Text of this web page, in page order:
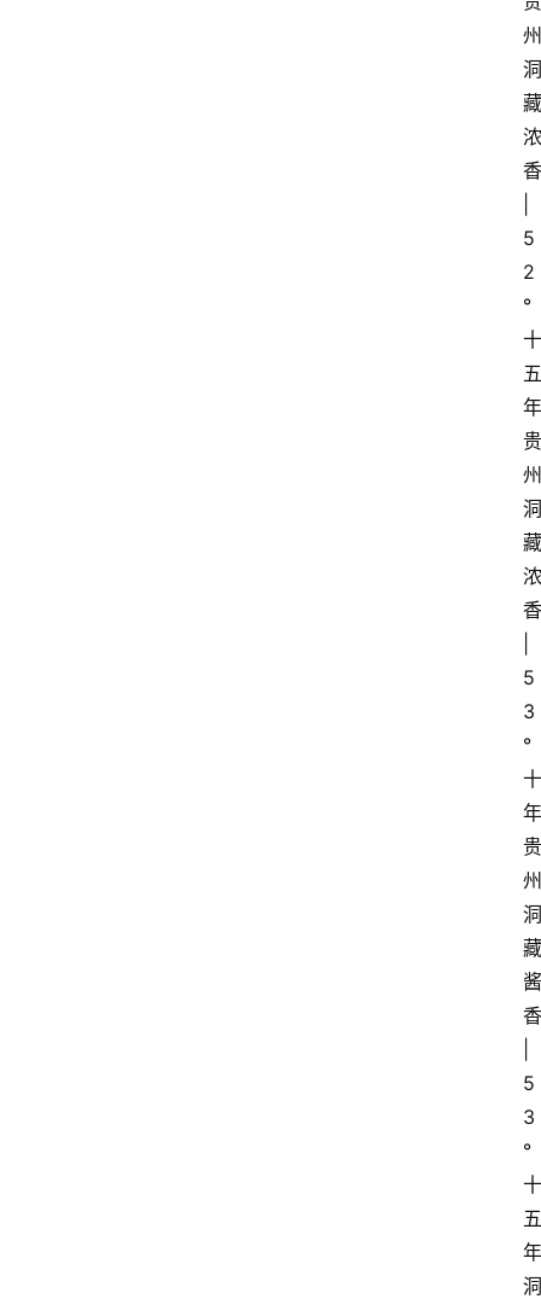
州
洞
藏
浓
香
5
2
°
十
五
年
贵
州
洞
藏
浓
香
5
3
°
十
年
贵
州
洞
藏
酱
香
5
3
°
十
五
年
洞